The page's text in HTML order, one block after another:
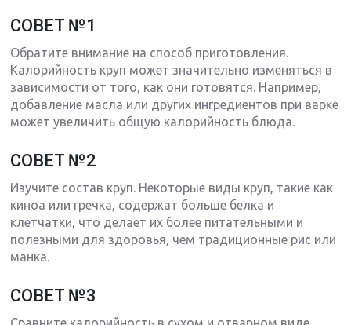
СОВЕТ №1
Обратите внимание на способ приготовления.
Калорийность круп может значительно изменяться в
зависимости от того, как они готовятся. Например,
добавление масла или других ингредиентов при варке
может увеличить общую калорийность блюда.
СОВЕТ №2
Изучите состав круп. Некоторые виды круп, такие как
киноа или гречка, содержат больше белка и
клетчатки, что делает их более питательными и
полезными для здоровья, чем традиционные рис или
манка.
СОВЕТ №3